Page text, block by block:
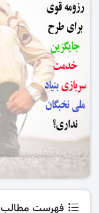
فهرست مطالب